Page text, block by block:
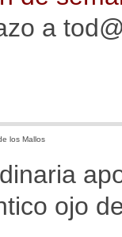
a
los Mallos
ojo